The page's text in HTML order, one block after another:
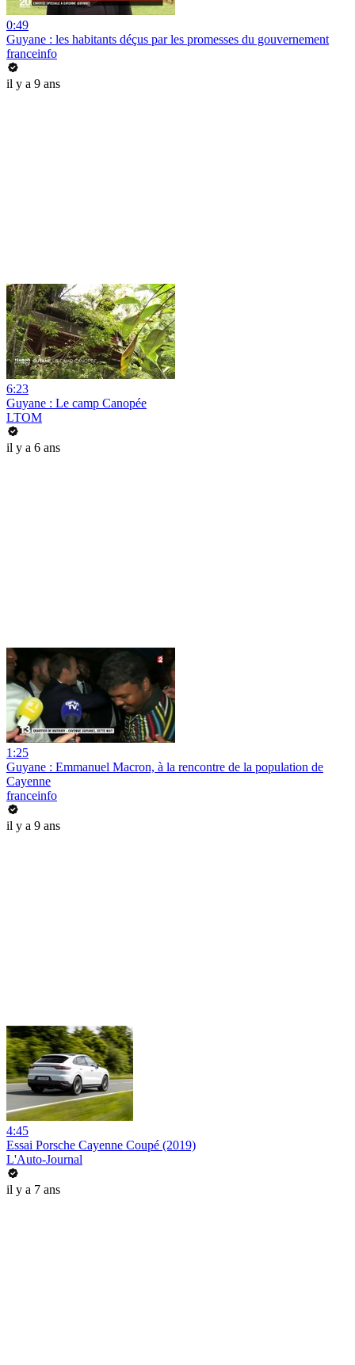
0:49
Guyane : les habitants déçus par les promesses du gouvernement
franceinfo
il y a 9 ans
6:23
Guyane : Le camp Canopée
LTOM
il y a 6 ans
1:25
Guyane : Emmanuel Macron, à la rencontre de la population de
Cayenne
franceinfo
il y a 9 ans
4:45
Essai Porsche Cayenne Coupé (2019)
L'Auto-Journal
il y a 7 ans